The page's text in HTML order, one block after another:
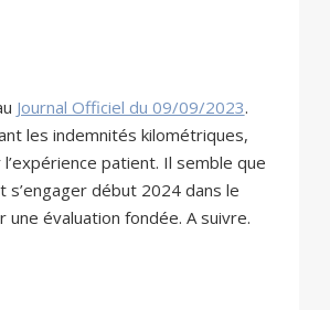
Journal Officiel du 09/09/2023.
les indemnités kilométriques,
patient. Il semble que
s’engager début 2024 dans le
évaluation fondée. A suivre.